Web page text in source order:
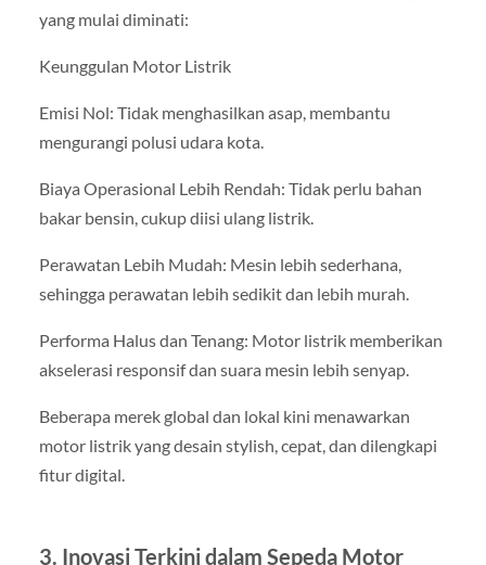
yang mulai diminati:
Keunggulan Motor Listrik
Emisi Nol: Tidak menghasilkan asap, membantu
mengurangi polusi udara kota.
Biaya Operasional Lebih Rendah: Tidak perlu bahan
bakar bensin, cukup diisi ulang listrik.
Perawatan Lebih Mudah: Mesin lebih sederhana,
sehingga perawatan lebih sedikit dan lebih murah.
Performa Halus dan Tenang: Motor listrik memberikan
akselerasi responsif dan suara mesin lebih senyap.
Beberapa merek global dan lokal kini menawarkan
motor listrik yang desain stylish, cepat, dan dilengkapi
fitur digital.
3. Inovasi Terkini dalam Sepeda Motor